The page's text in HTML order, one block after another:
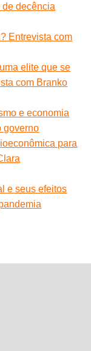
de decência
Entrevista com
elite que se
com Branko
e economia
governo
para
e seus efeitos